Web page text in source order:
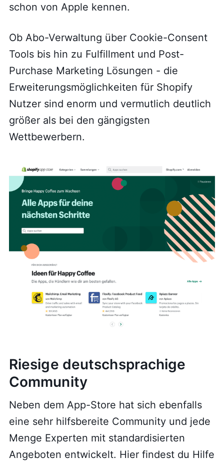
schon von Apple kennen.
Ob Abo-Verwaltung über Cookie-Consent
Tools bis hin zu Fulfillment und Post-
Purchase Marketing Lösungen - die
Erweiterungsmöglichkeiten für Shopify
Nutzer sind enorm und vermutlich deutlich
größer als bei den gängigsten
Wettbewerbern.
Riesige deutschsprachige
Community
Neben dem App-Store hat sich ebenfalls
eine sehr hilfsbereite Community und jede
Menge Experten mit standardisierten
Angeboten entwickelt. Hier findest du Hilfe